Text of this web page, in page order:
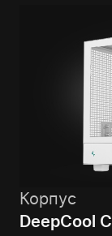
Корпус
DeepCool